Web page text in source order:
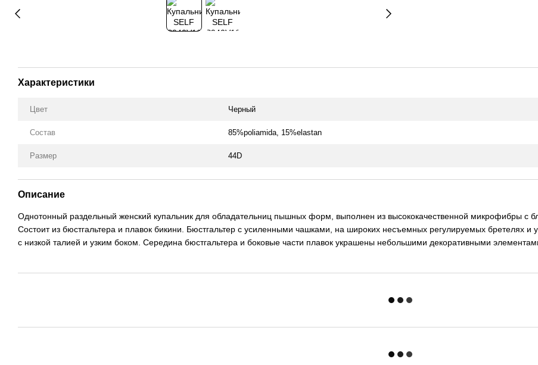
Характеристики
Цвет Черный
Состав 85%poliamida, 15%elastan
Размер 44D
Описание
Однотонный раздельный женский купальник для обладательниц пышных форм, выполнен из высококачественной микрофибры с
Состоит из бюстгальтера и плавок бикини. Бюстгальтер с усиленными чашками, на широких несъемных регулируемых бретелях и
с низкой талией и узким боком. Середина бюстгальтера и боковые части плавок украшены небольшими декоративными